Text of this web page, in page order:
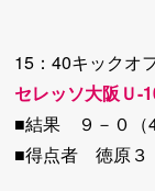
15：40キック
セレッソ大阪Ｕ-
■結果 ９－０（
■得点者 徳原